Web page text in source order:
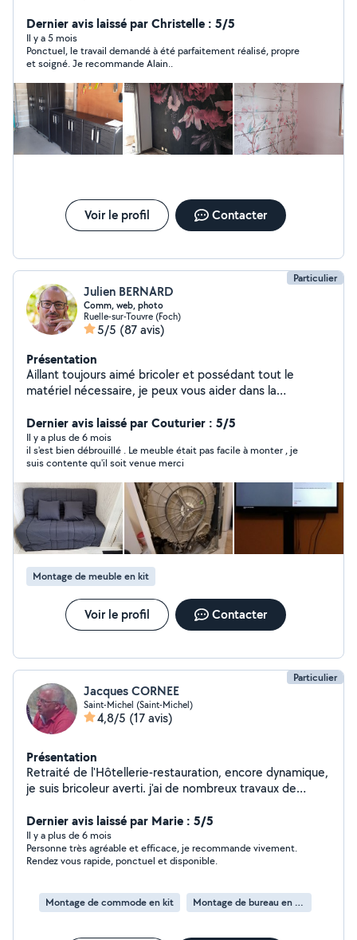
pose revêtement mural et sol.
Dernier avis laissé par Christelle : 5/5
Il y a 5 mois
Ponctuel, le travail demandé à été parfaitement réalisé, propre
et soigné. Je recommande Alain..
Voir le profil Contacter
Particulier
Julien BERNARD
Comm, web, photo
Ruelle-sur-Touvre (Foch)
5/5 (87 avis)
Présentation
Aillant toujours aimé bricoler et possédant tout le
matériel nécessaire, je peux vous aider dans la
informatique, web ou tout autre selon vos besoins ...
attentif et rigoureux, je prendrais à coeur les tâches que
vous me confierez.
Dernier avis laissé par Couturier : 5/5
Il y a plus de 6 mois
il s'est bien débrouillé . Le meuble était pas facile à monter , je
suis contente qu'il soit venue merci
Montage de meuble en kit
Voir le profil Contacter
Particulier
Jacques CORNEE
Saint-Michel (Saint-Michel)
4,8/5 (17 avis)
Présentation
Retraité de l'Hôtellerie-restauration, encore dynamique,
je suis bricoleur averti. j'ai de nombreux travaux de
visite d'abord le chantier et indique si je suis en mesure
d'executer.
Dernier avis laissé par Marie : 5/5
Il y a plus de 6 mois
Personne très agréable et efficace, je recommande vivement.
Rendez vous rapide, ponctuel et disponible.
Montage de commode en kit Montage de bureau en kit